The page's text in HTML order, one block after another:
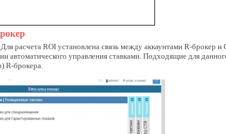
расчета ROI установлена связь между аккаунтами R-
автоматического управления ставками. Подходящие для
R-брокера.